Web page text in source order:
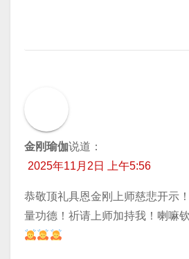
金刚瑜伽说道：
2025年11月2日 上午5:56
恭敬顶礼具恩金刚上师慈悲开示
量功德！祈请上师加持我！喇嘛